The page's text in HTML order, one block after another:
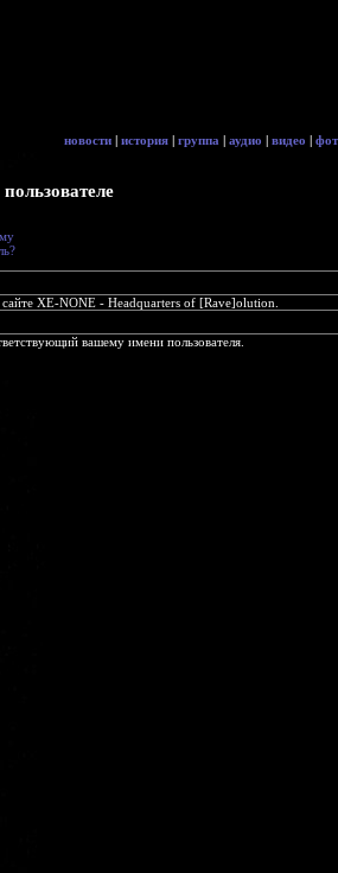
новости | история | группа | аудио | видео |
XE-NONE - Headquarters of [Rave]olution.
вашему имени пользователя.